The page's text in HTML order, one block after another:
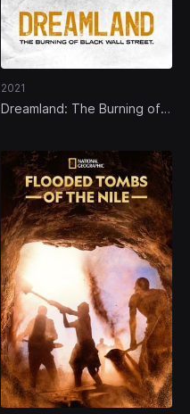
2021
Dreamland: The Burning of